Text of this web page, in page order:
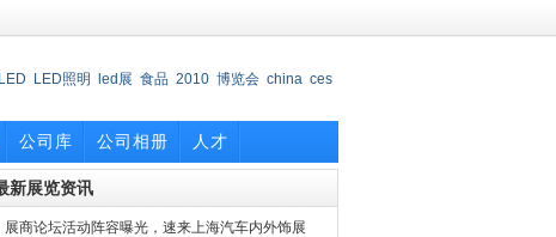
LED LED照明 led展 食品 2010 博览会 china ces
公司库 公司相册 人才
新展览资讯
展商论坛活动阵容曝光，速来上海汽车内外饰展